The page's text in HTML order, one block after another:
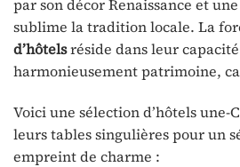
par son décor Renaissance et
sublime la tradition locale. La
d’hôtelsréside dans leur
harmonieusement patrimoine,
Voici une sélection d’hôtels une-
leurs tables singulières pour un
empreint de charme :